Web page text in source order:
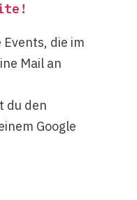
!
die im
Mail an
du den
Google